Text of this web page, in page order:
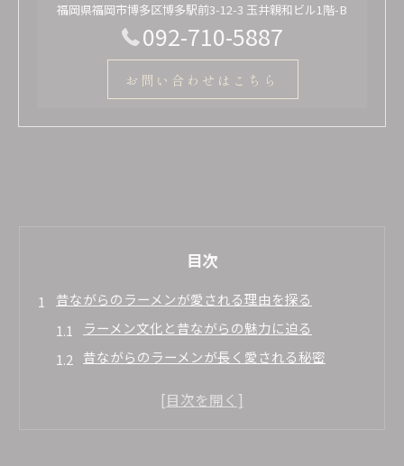
福岡県福岡市博多区博多駅前3-12-3 玉井親和ビル1階-B
092-710-5887
お問い合わせはこちら
目次
昔ながらのラーメンが愛される理由を探る
ラーメン文化と昔ながらの魅力に迫る
昔ながらのラーメンが長く愛される秘密
昔ながらの中華そばが持つ独自の価値観